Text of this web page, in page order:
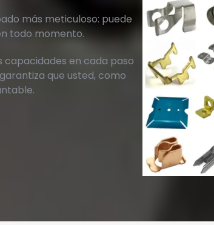
más meticuloso: puede
todo momento.
capacidades en cada paso
que usted, como